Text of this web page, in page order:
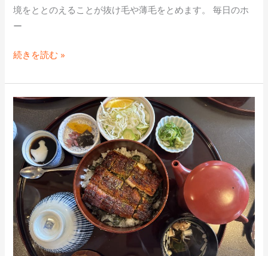
境をととのえることが抜け毛や薄毛をとめます。 毎日のホ
ー
薄
毛
け
続きを読む »
春
の
頭
皮
ケ
ア！
お
試
し
体